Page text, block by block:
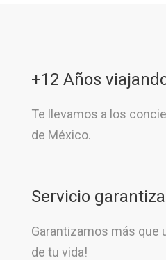
+12 Años
Te llevamos a los
de México.
Servicio
Garantizamos más que
de tu vida!